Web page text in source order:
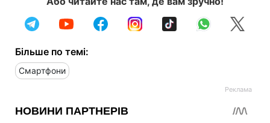
Більше по темі:
Смартфони